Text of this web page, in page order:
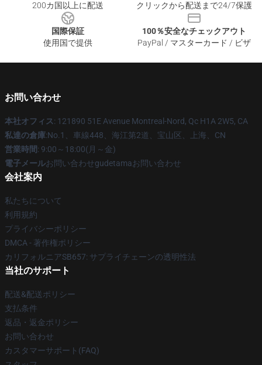
200カ国以上に配送
クリックから配送まで24/7保護
国際保証
使用国で提供
100％安全なチェックアウト
PayPal / マスターカード / ビザ
お問い合わせ
本社オフィス: 121890 51E Avenue Montreal-Nord, Qc H1A 2W5, CA
私達の倉庫:No.1、車線448、海江第2道、宝山区、上海、CN
営業時間: 9:00～18:00(月～金)
電子メールお問い合わせgudetamaお問い合わせ
会社案内
私たちについて
利用規約
プライバシーポリシー
DMCA - 著作権ポリシー
カリフォルニアSB657: サプライチェーンの透明性法
当社のサポート
配送&配送ポリシー
支払条件
返品・返金ポリシー
お問い合わせ
カスタマーサポート(FAQ)